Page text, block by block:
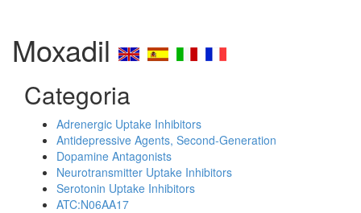
Moxadil
Categoria
Adrenergic Uptake Inhibitors
Antidepressive Agents, Second-Generation
Dopamine Antagonists
Neurotransmitter Uptake Inhibitors
Serotonin Uptake Inhibitors
ATC:N06AA17